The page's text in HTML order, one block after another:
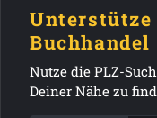
Buchhandel
Nutze die PLZ-
Deiner Nähe zu